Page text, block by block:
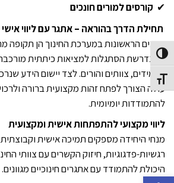
Toggle High Contrast
Toggle Font size
✔ קורסים למורים חונכים
תחילת הדרך בהוראה – אתגר עם ליווי אישי
השנים הראשונות במערכת החינוך הן תקופה
בה נדרשת הסתגלות למציאות כיתתית
תלמידים, צוותים והורים. לצד יישום הידע
עולה הצורך לפתח זהות מקצועית ברורה
להתמודדות יומיומית.
ליווי מקצועי להתפתחות אישית ומקצועית
מנחי היחידה מספקים תמיכה אישית וקבוצתית,
רגשיות-פדגוגיות, חיזוק הקשרים עם צוותי
היכולת להתמודד עם אתגרים חינוכיים מגוונים.